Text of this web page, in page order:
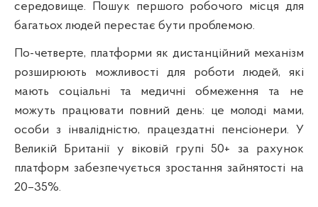
середовище. Пошук першого робочого місця для
багатьох людей перестає бути проблемою.
По-четверте, платформи як дистанційний механізм
розширюють можливості для роботи людей, які
мають соціальні та медичні обмеження та не
можуть працювати повний день: це молоді мами,
особи з інвалідністю, працездатні пенсіонери. У
Великій Британії у віковій групі 50+ за рахунок
платформ забезпечується зростання зайнятості на
20–35%.